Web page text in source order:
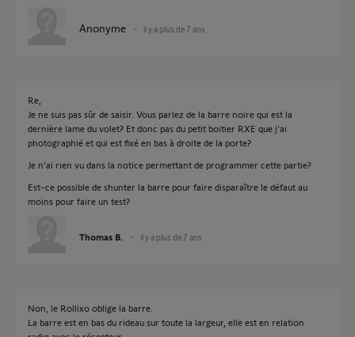
Anonyme il y a plus de 7 ans
Re,
Je ne suis pas sûr de saisir. Vous parlez de la barre noire qui est la
dernière lame du volet? Et donc pas du petit boitier RXE que j’ai
photographié et qui est fixé en bas à droite de la porte?
Je n’ai rien vu dans la notice permettant de programmer cette partie?
Est-ce possible de shunter la barre pour faire disparaître le défaut au
moins pour faire un test?
Thomas B. il y a plus de 7 ans
Non, le Rollixo oblige la barre.
La barre est en bas du rideau sur toute la largeur, elle est en relation